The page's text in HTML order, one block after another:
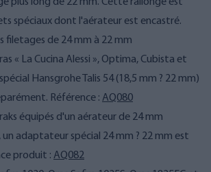
spéciaux dont l'aérateur est encastré.
filetages de 24 mm à 22 mm
« La Cucina Alessi », Optima, Cubista et
Hansgrohe Talis 54 (18,5 mm ? 22 mm)
Référence : AQ080
équipés d'un aérateur de 24 mm
adaptateur spécial 24 mm ? 22 mm est
produit : AQ082